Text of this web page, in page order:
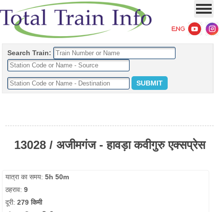
Search Train:
13028 / अजीमगंज - हावड़ा कवीगुरु एक्सप्रेस
यात्रा का समय:5h 50m
ठहराव:9
दूरी:279 किमी